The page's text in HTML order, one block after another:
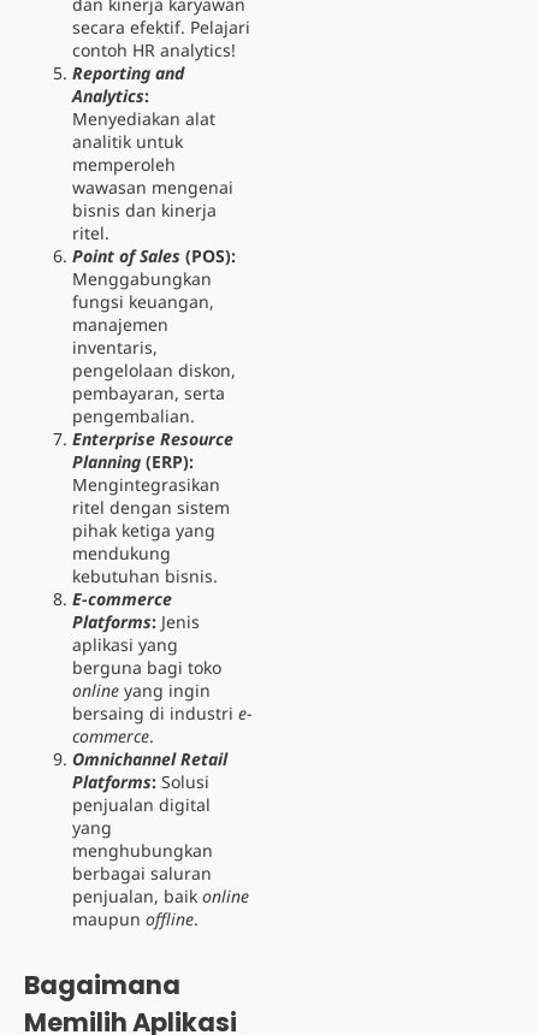
secara efektif. Pelajari
contoh HR analytics!
Reporting and
Analytics:
Menyediakan alat
analitik untuk
memperoleh
wawasan mengenai
bisnis dan kinerja
ritel.
Point of Sales (POS):
Menggabungkan
fungsi keuangan,
manajemen
inventaris,
pengelolaan diskon,
pembayaran, serta
pengembalian.
Enterprise Resource
Planning (ERP):
Mengintegrasikan
ritel dengan sistem
pihak ketiga yang
mendukung
kebutuhan bisnis.
E-commerce
Platforms: Jenis
aplikasi yang
berguna bagi toko
online yang ingin
bersaing di industri e-
commerce.
Omnichannel Retail
Platforms: Solusi
penjualan digital
yang
menghubungkan
berbagai saluran
penjualan, baik online
maupun offline.
Bagaimana
Memilih Aplikasi